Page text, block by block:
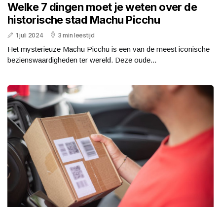
Welke 7 dingen moet je weten over de
historische stad Machu Picchu
1 juli 2024 3 min leestijd
Het mysterieuze Machu Picchu is een van de meest iconische
bezienswaardigheden ter wereld. Deze oude...